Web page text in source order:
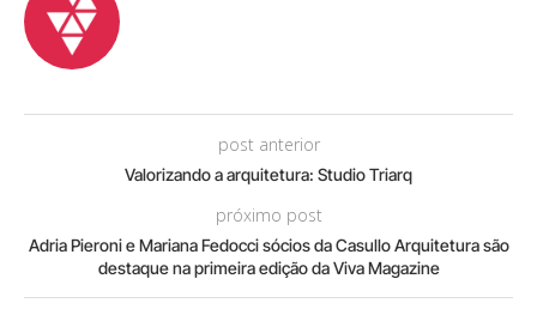
post anterior
Valorizando a arquitetura: Studio Triarq
próximo post
Adria Pieroni e Mariana Fedocci sócios da Casullo Arquitetura são
destaque na primeira edição da Viva Magazine